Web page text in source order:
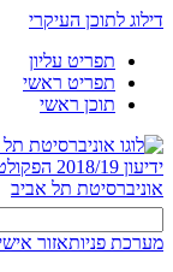
דילוג לתוכן העיקרי
תפריט עליון
תפריט ראשי
תוכן ראשי
ידיעון 2018/19
אוניברסיטת תל אביב
מערכת פניותאזור